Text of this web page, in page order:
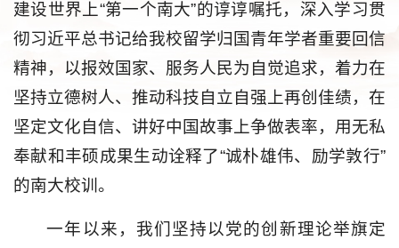
建设世界上“第一个南大”的谆谆嘱托，深入学习贯
彻习近平总书记给我校留学归国青年学者重要回信
精神，以报效国家、服务人民为自觉追求，着力在
坚持立德树人、推动科技自立自强上再创佳绩，在
坚定文化自信、讲好中国故事上争做表率，用无私
奉献和丰硕成果生动诠释了“诚朴雄伟、励学敦行”
的南大校训。
一年以来，我们坚持以党的创新理论举旗定